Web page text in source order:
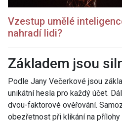
Vzestup umělé
nahradí lidi?
Základem jsou
Podle Jany Večerkové jsou
unikátní hesla pro každý účet.
dvou-faktorové ověřování.
obezřetnost při klikání na